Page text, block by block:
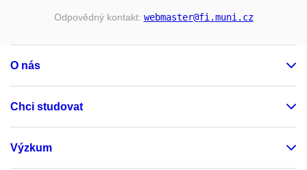
Odpovědný kontakt: webmaster@fi.muni.cz
O nás
Chci studovat
Výzkum